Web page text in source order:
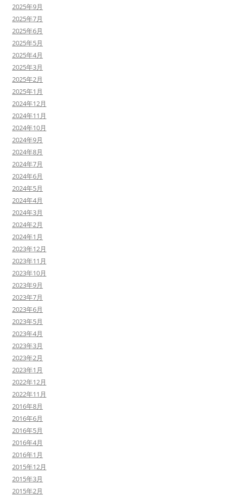
2025年9月
2025年7月
2025年6月
2025年5月
2025年4月
2025年3月
2025年2月
2025年1月
2024年12月
2024年11月
2024年10月
2024年9月
2024年8月
2024年7月
2024年6月
2024年5月
2024年4月
2024年3月
2024年2月
2024年1月
2023年12月
2023年11月
2023年10月
2023年9月
2023年7月
2023年6月
2023年5月
2023年4月
2023年3月
2023年2月
2023年1月
2022年12月
2022年11月
2016年8月
2016年6月
2016年5月
2016年4月
2016年1月
2015年12月
2015年3月
2015年2月